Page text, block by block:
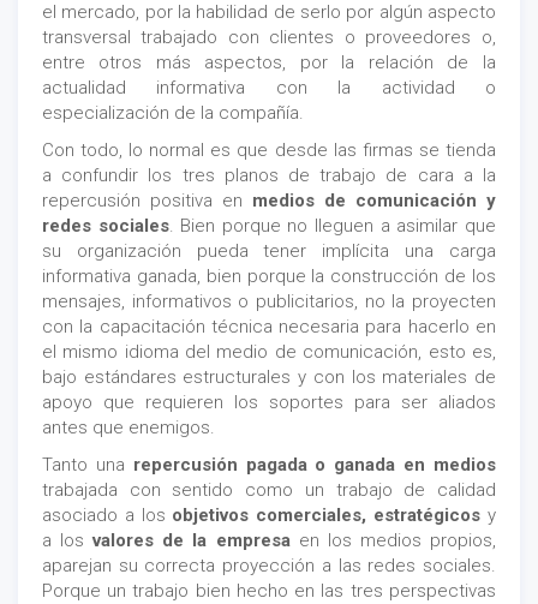
el mercado, por la habilidad de serlo por algún aspecto
transversal trabajado con clientes o proveedores o,
entre otros más aspectos, por la relación de la
actualidad informativa con la actividad o
especialización de la compañía.
Con todo, lo normal es que desde las firmas se tienda
a confundir los tres planos de trabajo de cara a la
repercusión positiva en medios de comunicación y
redes sociales. Bien porque no lleguen a asimilar que
su organización pueda tener implícita una carga
informativa ganada, bien porque la construcción de los
mensajes, informativos o publicitarios, no la proyecten
con la capacitación técnica necesaria para hacerlo en
el mismo idioma del medio de comunicación, esto es,
bajo estándares estructurales y con los materiales de
apoyo que requieren los soportes para ser aliados
antes que enemigos.
Tanto una repercusión pagada o ganada en medios
trabajada con sentido como un trabajo de calidad
asociado a los objetivos comerciales, estratégicos y
a losvalores de la empresa en los medios propios,
aparejan su correcta proyección a las redes sociales.
Porque un trabajo bien hecho en las tres perspectivas